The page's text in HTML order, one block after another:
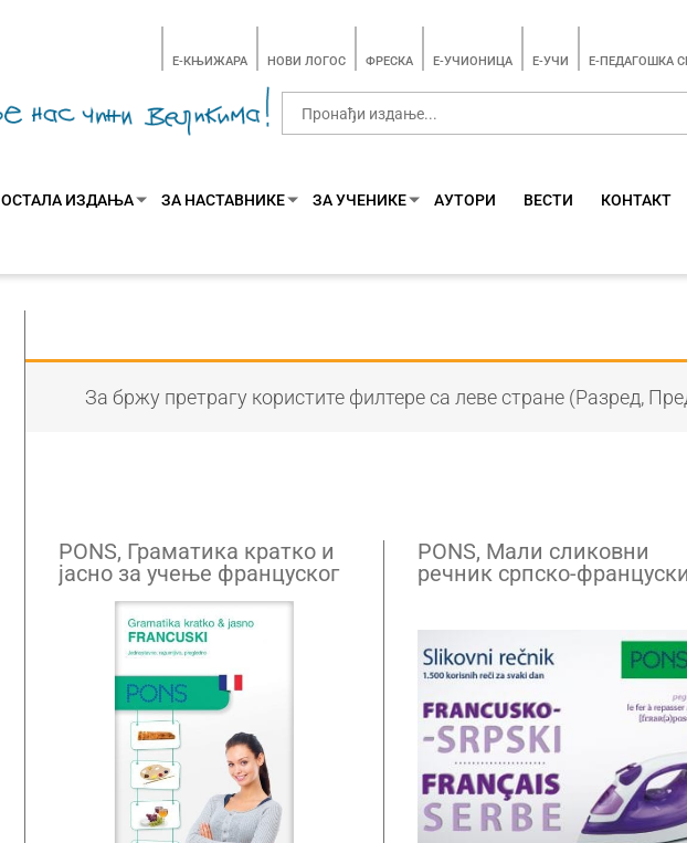
E-КЊИЖАРА НОВИ ЛОГОС ФРЕСКА E-УЧИОНИЦА E-УЧИ Е-ПЕДАГОШКА
ОСТАЛА ИЗДАЊА ЗА НАСТАВНИКЕ ЗА УЧЕНИКЕ АУТОРИ ВЕСТИ КОНТАКТ
За бржу претрагу користите филтере са леве стране (Разред,
PONS, Граматика кратко и
јасно за учење француског
језика
PONS, Мали сликовни
речник српско-француски